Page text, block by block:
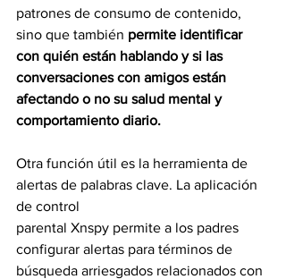
patrones de consumo de contenido,
sino que también permite identificar
con quién están hablando y si las
conversaciones con amigos están
afectando o no su salud mental y
comportamiento diario.
Otra función útil es la herramienta de
alertas de palabras clave. La aplicación
de control
parental Xnspy permite a los padres
configurar alertas para términos de
búsqueda arriesgados relacionados con